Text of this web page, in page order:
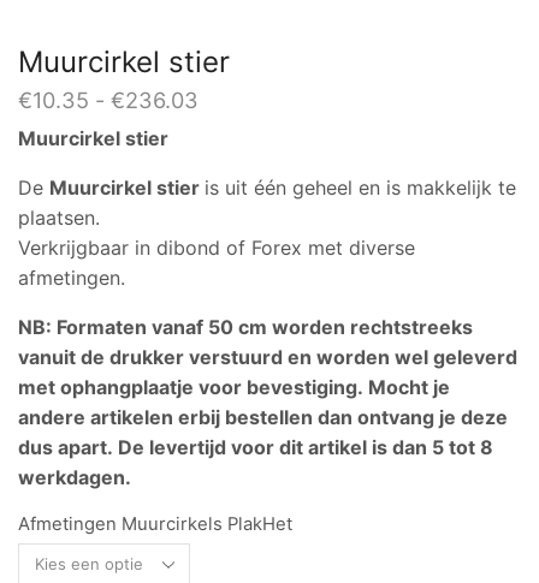
Muurcirkel stier
€10.35 - €236.03
€236.03
Muurcirkel stier
De Muurcirkel stier is uit één geheel en is makkelijk te
plaatsen.
Verkrijgbaar in dibond of Forex met diverse
afmetingen.
NB: Formaten vanaf 50 cm worden rechtstreeks
vanuit de drukker verstuurd en worden wel geleverd
met ophangplaatje voor bevestiging. Mocht je
andere artikelen erbij bestellen dan ontvang je deze
dus apart. De levertijd voor dit artikel is dan 5 tot 8
werkdagen.
Afmetingen Muurcirkels PlakHet